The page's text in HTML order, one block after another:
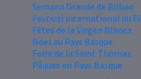
Semana Grande de Bilbao
Festival international du
Fêtes de la Virgen Blanca
Nöel au Pays Basque
Foire de la Saint Thomas
Pâques en Pays Basque